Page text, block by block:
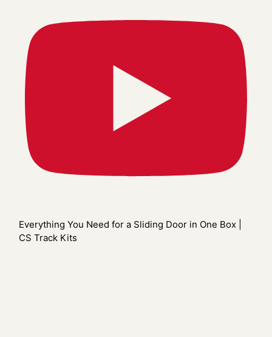
Everything You Need for a Sliding Door in One Box |
CS Track Kits